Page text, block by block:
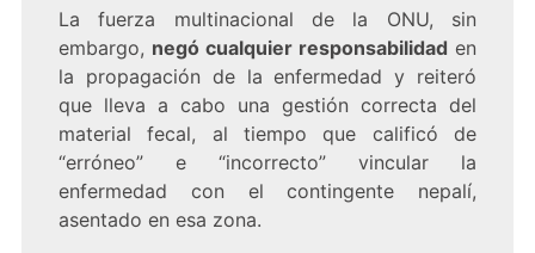
La fuerza multinacional de la ONU, sin
embargo, negó cualquier responsabilidad en
la propagación de la enfermedad y reiteró
que lleva a cabo una gestión correcta del
material fecal, al tiempo que calificó de
“erróneo” e “incorrecto” vincular la
enfermedad con el contingente nepalí,
asentado en esa zona.